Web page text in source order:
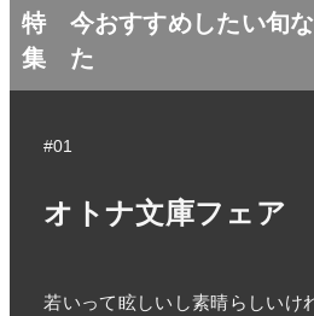
特
集
今おすすめしたい旬
た
#01
オトナ文庫フェア
若いって眩しいし素晴らしいけ